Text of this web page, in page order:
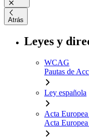
Atrás
Leyes y
WCAG
Pautas de
Ley española
Acta
Acta